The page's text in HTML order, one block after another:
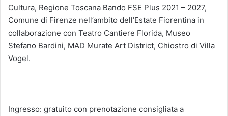
Cultura, Regione Toscana Bando FSE Plus 2021 – 2027,
Comune di Firenze nell’ambito dell’Estate Fiorentina in
collaborazione con Teatro Cantiere Florida, Museo
Stefano Bardini, MAD Murate Art District, Chiostro di Villa
Vogel.
Ingresso: gratuito con prenotazione consigliata a